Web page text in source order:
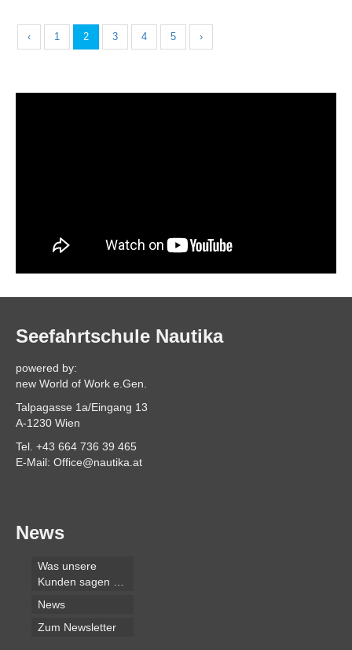
‹ 1 2 3 4 5 ›
Seefahrtschule Nautika
powered by:
new World of Work e.Gen.
Talpagasse 1a/Eingang 13
A-1230 Wien
Tel. +43 664 736 39 465
E-Mail: Office@nautika.at
News
Was unsere
Kunden sagen …
News
Zum Newsletter